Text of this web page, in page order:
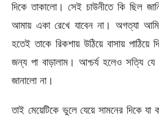
দিকে তাকালো। সেই চাউনীতে কি ছিল
আমায় একা রেখে যাবেন না। অগত্যা
হতেই তাকে রিকশায় উঠিয়ে বাসায়
জন্য পা বাড়ালাম। আশ্চর্য হলেও সত্যি যে
জানালো না।
তাই মেয়েটিকে ভুলে যেয়ে সামনের দিকে